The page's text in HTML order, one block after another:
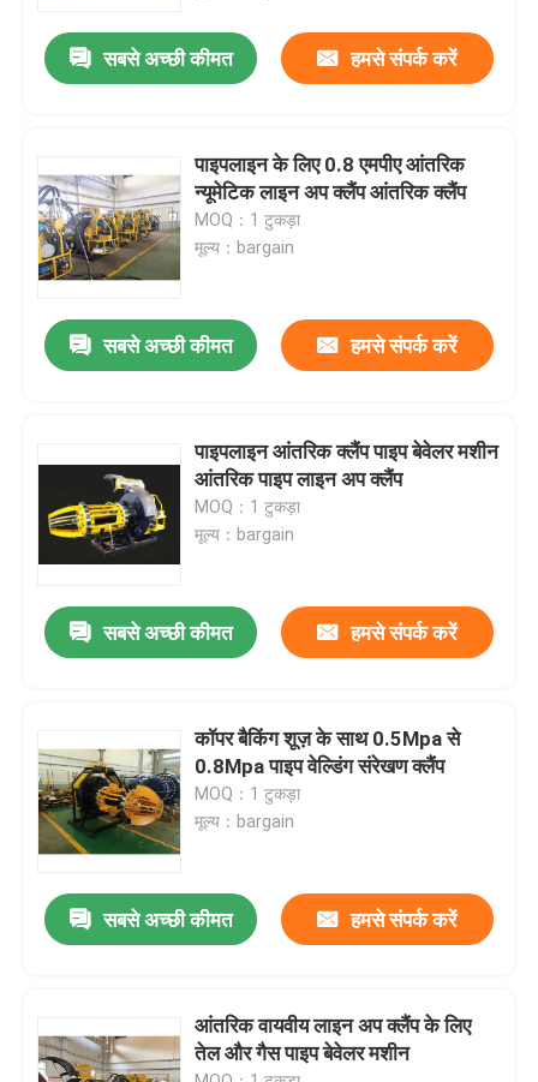
उत्पादों
वीडियो
हमारे बारे में
गुणवत्ता नियंत्रण
संपर्क करें
एक उद्धरण का अनुरोध करें
पाइपलाइन परत
सबसे अच्छी कीमत हमसे संपर्क करें
पाइपलाइन के लिए 0.8 एमपीए आंतरिक
न्यूमेटिक लाइन अप क्लैंप आंतरिक क्लैंप
MOQ：1 टुकड़ा
मूल्य：bargain
सबसे अच्छी कीमत हमसे संपर्क करें
पाइपलाइन आंतरिक क्लैंप पाइप बेवेलर मशीन
आंतरिक पाइप लाइन अप क्लैंप
MOQ：1 टुकड़ा
मूल्य：bargain
सबसे अच्छी कीमत हमसे संपर्क करें
कॉपर बैकिंग शूज़ के साथ 0.5Mpa से
0.8Mpa पाइप वेल्डिंग संरेखण क्लैंप
MOQ：1 टुकड़ा
मूल्य：bargain
सबसे अच्छी कीमत हमसे संपर्क करें
आंतरिक वायवीय लाइन अप क्लैंप के लिए
तेल और गैस पाइप बेवेलर मशीन